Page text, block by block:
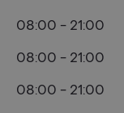
08:00 - 21:00
08:00 - 21:00
08:00 - 21:00